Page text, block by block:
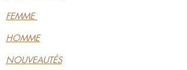
FEMME
HOMME
NOUVEAUTÉS